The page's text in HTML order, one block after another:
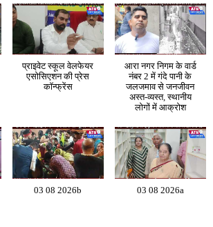
प्राइवेट स्कूल वेलफेयर
एसोसिएशन की प्रेस
कॉन्फ्रेंस
आरा नगर निगम के वार्ड
नंबर 2 में गंदे पानी के
जलजमाव से जनजीवन
अस्त-व्यस्त, स्थानीय
लोगों में आक्रोश
03 08 2026b 03 08 2026a